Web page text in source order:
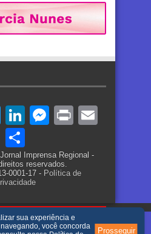
TwitterLinkedIn
Messenger
Print
Imprensa Regional -
reservados.
0001-17 - Política de
sua experiência e
você concorda
Prosseguir